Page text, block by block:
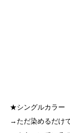
★シングルカラー
→ただ染めるだけ